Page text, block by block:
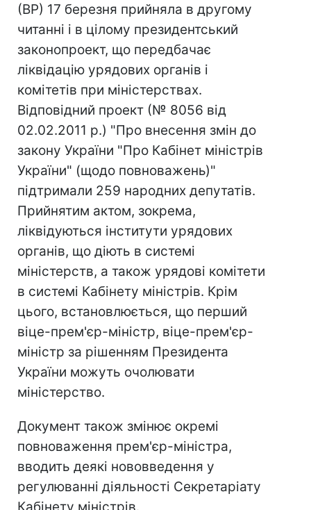
(ВР) 17 березня прийняла в другому
читанні і в цілому президентський
законопроект, що передбачає
ліквідацію урядових органів і
комітетів при міністерствах.
Відповідний проект (№ 8056 від
02.02.2011 р.) "Про внесення змін до
закону України "Про Кабінет міністрів
України" (щодо повноважень)"
підтримали 259 народних депутатів.
Прийнятим актом, зокрема,
ліквідуються інститути урядових
органів, що діють в системі
міністерств, а також урядові комітети
в системі Кабінету міністрів. Крім
цього, встановлюється, що перший
віце-прем'єр-міністр, віце-прем'єр-
міністр за рішенням Президента
України можуть очолювати
міністерство.
Документ також змінює окремі
повноваження прем'єр-міністра,
вводить деякі нововведення у
регулюванні діяльності Секретаріату